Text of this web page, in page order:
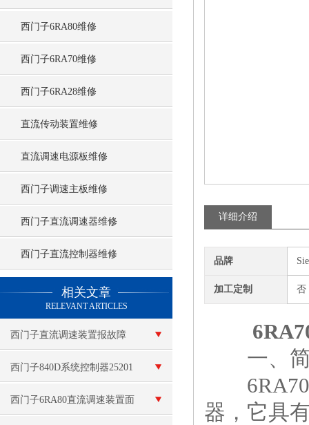
西门子6RA80维修
西门子6RA70维修
西门子6RA28维修
直流传动装置维修
直流调速电源板维修
西门子调速主板维修
西门子直流调速器维修
西门子直流控制器维修
相关文章
RELEVANT ARTICLES
西门子直流调速装置报故障
西门子840D系统控制器25201
维修故障测试维修
西门子6RA80直流调速装置面
详细介绍
品牌
加工定制 否
一、简
6RA70
器，它具